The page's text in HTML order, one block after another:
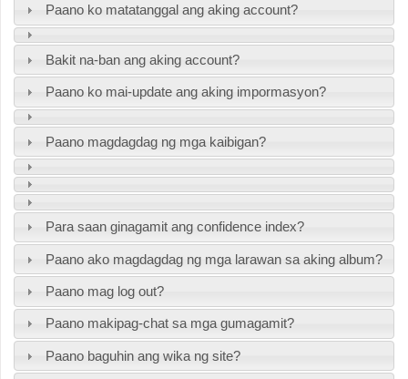
Paano ko matatanggal ang aking account?
Bakit na-ban ang aking account?
Paano ko mai-update ang aking impormasyon?
Paano magdagdag ng mga kaibigan?
Para saan ginagamit ang confidence index?
Paano ako magdagdag ng mga larawan sa aking album?
Paano mag log out?
Paano makipag-chat sa mga gumagamit?
Paano baguhin ang wika ng site?